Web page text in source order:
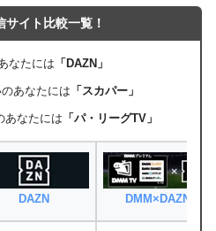
サイト比較一覧！
なたには 「DAZN」
あなたには 「スカパー」
あなたには 「パ・リーグTV」
DAZN
DMM×DAZN